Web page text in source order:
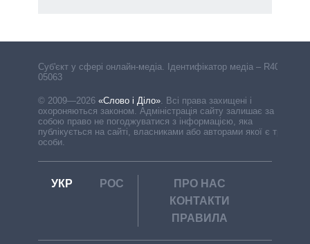
Cуб'єкт у сфері онлайн-медіа. Ідентифікатор медіа – R40-
05063
© 2009—2026 «Слово і Діло». Всі права захищені і
охороняються законом. Адміністрація сайту залишає за
собою право не погоджуватися з інформацією, яка
публікується на сайті, власниками або авторами якої є треті
особи.
УКР РОС
ПРО НАС
КОНТАКТИ
ПРАВИЛА